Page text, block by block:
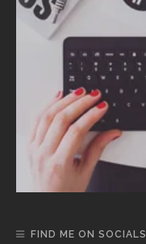
FIND ME ON SOCIALS